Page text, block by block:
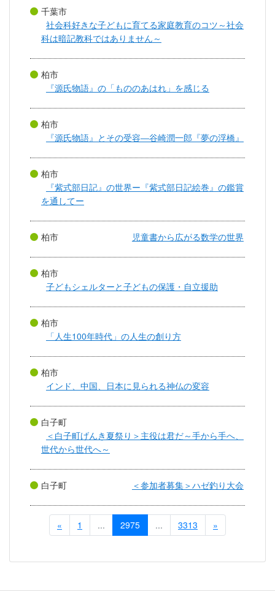
千葉市
社会科好きな子どもに育てる家庭教育のコツ～社会
科は暗記教科ではありません～
柏市
『源氏物語』の「もののあはれ」を感じる
柏市
『源氏物語』とその受容―谷崎潤一郎『夢の浮橋』
柏市
『紫式部日記』の世界ー『紫式部日記絵巻』の鑑賞
を通してー
柏市 児童書から広がる数学の世界
柏市
子どもシェルターと子どもの保護・自立援助
柏市
「人生100年時代」の人生の創り方
柏市
インド、中国、日本に見られる神仏の変容
白子町
＜白子町げんき夏祭り＞主役は君だ～手から手へ、
世代から世代へ～
白子町 ＜参加者募集＞ハゼ釣り大会
« 1 ... 2975 ... 3313 »